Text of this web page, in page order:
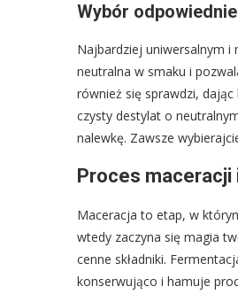
Wybór
Najbardziej uniwersalnym i
neutralna w smaku i
również się sprawdzi,
czysty destylat o
nalewkę. Zawsze
Proces maceracji
Maceracja to etap, w
wtedy zaczyna się magia
cenne składniki.
konserwująco i hamuje